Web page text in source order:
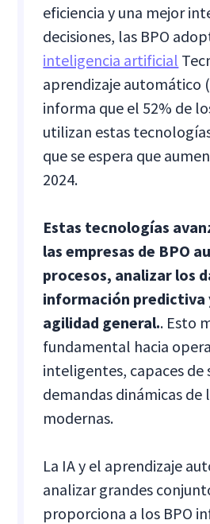
eficiencia y una mejor
decisiones, las BPO
inteligencia artificial
aprendizaje automático
informa que el 52% de
utilizan estas
que se espera que
2024.
Estas tecnologías
las empresas de BPO
procesos, analizar los
información predictiva
agilidad general.. Esto
fundamental hacia
inteligentes, capaces de
demandas dinámicas de
modernas.
La IA y el aprendizaje
analizar grandes
proporciona a los BPO